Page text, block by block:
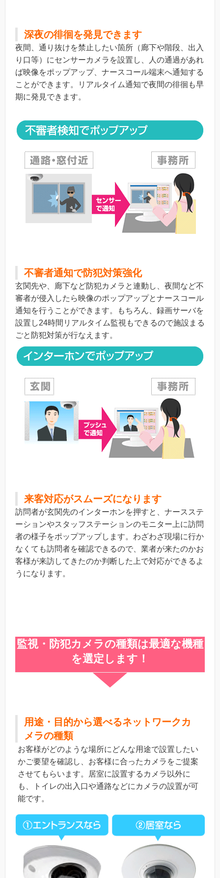
深夜の徘徊を発見できます
夜間、通り抜けを禁止したい箇所（廊下や階段、出入
り口等）にセンサーカメラを設置し、人の通過があれ
ば映像をポップアップ、ナースコール端末へ通知する
ことができます。リアルタイム通知で夜間の徘徊も早
期に発見できます。
不審者通知で防犯対策強化
玄関先や、廊下など防犯カメラと連動し、夜間など不
審者が侵入したら映像のポップアップとナースコール
通知を行うことができます。もちろん、録画サーバを
設置し24時間リアルタイム監視もできるので施設まる
ごと防犯対策が行なえます。
来客対応がスムーズになります
訪問者が玄関先のインターホンを押すと、ナースステ
ーションやスタッフステーションのモニター上に訪問
者の様子をポップアップします。わざわざ現場に行か
なくても訪問者を確認できるので、業者が来たのかお
客様が来訪してきたのか判断した上で対応ができるよ
うになります。
監視・防犯カメラの種類は最適な機種
を選定します！
用途・目的から選べるネットワークカ
メラの種類
お客様がどのような場所にどんな用途で設置したい
かご要望を確認し、お客様に合ったカメラをご提案
させてもらいます。居室に設置するカメラ以外に
も、トイレの出入口や通路などにカメラの設置が可
能です。